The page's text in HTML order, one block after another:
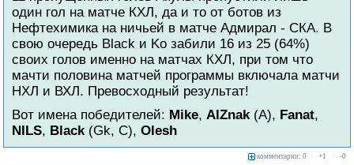
один гол на матче КХЛ, да и то от ботов из
Нефтехимика на ничьей в матче Адмирал - СКА. В
свою очередь Black и Ko забили 16 из 25 (64%)
своих голов именно на матчах КХЛ, при том что
мачти половина матчей программы включала матчи
НХЛ и ВХЛ. Превосходный результат!
Вот имена победителей: Mike, AlZnak(A), Fanat,
NILS, Black(Gk, C), Olesh
комментарии: 0 +1 -0